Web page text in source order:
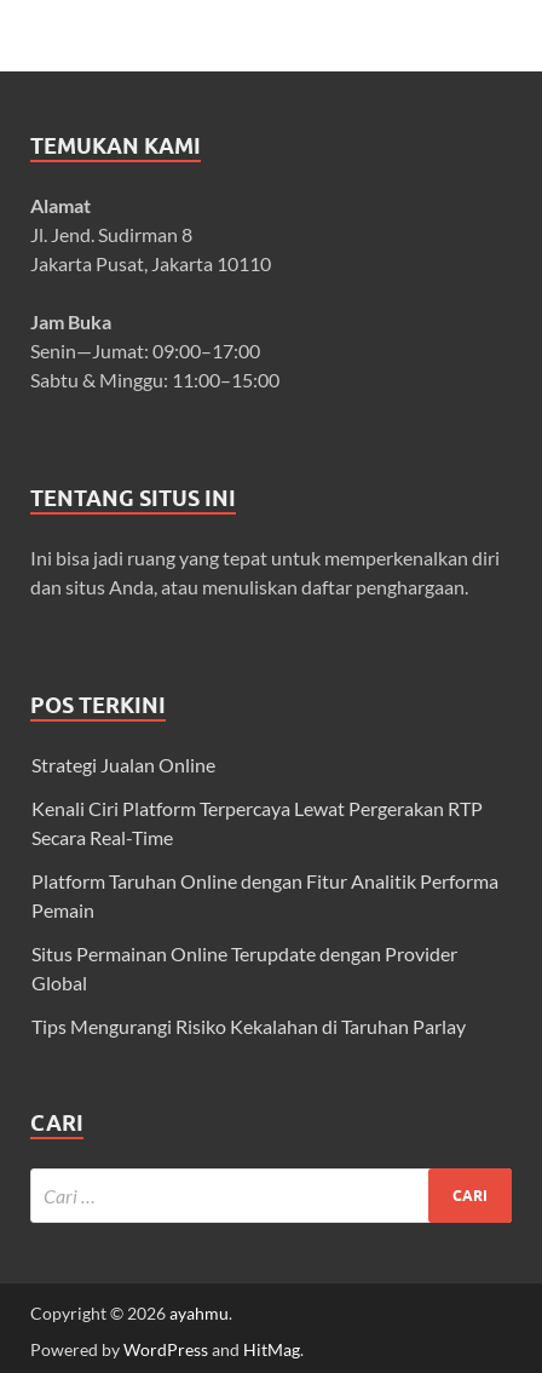
TEMUKAN KAMI
Alamat
Jl. Jend. Sudirman 8
Jakarta Pusat, Jakarta 10110
Jam Buka
Senin—Jumat: 09:00–17:00
Sabtu & Minggu: 11:00–15:00
TENTANG SITUS INI
Ini bisa jadi ruang yang tepat untuk memperkenalkan diri
dan situs Anda, atau menuliskan daftar penghargaan.
POS TERKINI
Strategi Jualan Online
Kenali Ciri Platform Terpercaya Lewat Pergerakan RTP
Secara Real-Time
Platform Taruhan Online dengan Fitur Analitik Performa
Pemain
Situs Permainan Online Terupdate dengan Provider
Global
Tips Mengurangi Risiko Kekalahan di Taruhan Parlay
CARI
Copyright © 2026ayahmu.
Powered byWordPressand HitMag.